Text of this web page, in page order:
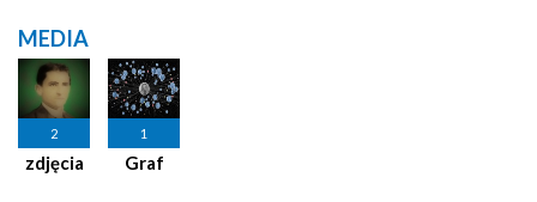
MEDIA
2
zdjęcia
1
Graf